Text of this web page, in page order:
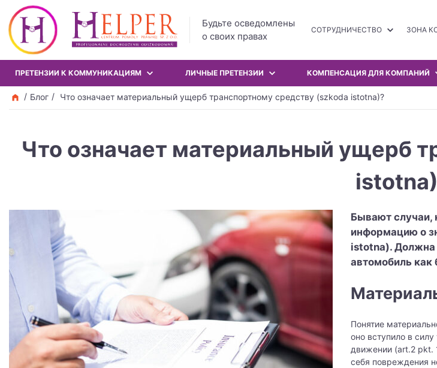
Будьте осведомлены
о своих правах
ПРЕТЕНЗИИ К КОММУНИКАЦИЯМ ЛИЧНЫЕ ПРЕТЕНЗИИ КОМПЕНСАЦИЯ ДЛЯ КОМПАНИЙ
СОТРУДНИЧЕСТВО ЗОНА
Блог Что означает материальный ущерб транспортному средству (szkoda istotna)?
Что означает материальный ущерб
Бывают случаи,
информацию о
istotna). Должна
автомобиль как
Понятие
оно вступило в
движении (art.2 pkt.
себя повреждения